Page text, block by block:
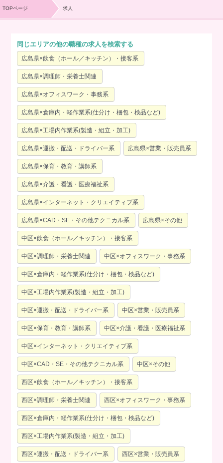
TOPページ 求人
同じエリアの他の職種の求人を検索する
広島県×飲食（ホール／キッチン）・接客系
広島県×調理師・栄養士関連
広島県×オフィスワーク・事務系
広島県×倉庫内・軽作業系(仕分け・梱包・検品など)
広島県×工場内作業系(製造・組立・加工)
広島県×運搬・配送・ドライバー系 広島県×営業・販売員系
広島県×保育・教育・講師系
広島県×介護・看護・医療福祉系
広島県×インターネット・クリエイティブ系
広島県×CAD・SE・その他テクニカル系 広島県×その他
中区×飲食（ホール／キッチン）・接客系
中区×調理師・栄養士関連 中区×オフィスワーク・事務系
中区×倉庫内・軽作業系(仕分け・梱包・検品など)
中区×工場内作業系(製造・組立・加工)
中区×運搬・配送・ドライバー系 中区×営業・販売員系
中区×保育・教育・講師系 中区×介護・看護・医療福祉系
中区×インターネット・クリエイティブ系
中区×CAD・SE・その他テクニカル系 中区×その他
西区×飲食（ホール／キッチン）・接客系
西区×調理師・栄養士関連 西区×オフィスワーク・事務系
西区×倉庫内・軽作業系(仕分け・梱包・検品など)
西区×工場内作業系(製造・組立・加工)
西区×運搬・配送・ドライバー系 西区×営業・販売員系